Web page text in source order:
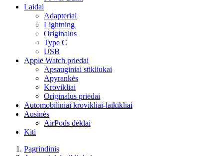
Laidai
Adapteriai
Lightning
Originalus
Type C
USB
Apple Watch priedai
Apsauginiai stikliukai
Apyrankės
Krovikliai
Originalus priedai
Automobiliniai krovikliai-laikikliai
Ausinės
AirPods dėklai
Kiti
Pagrindinis